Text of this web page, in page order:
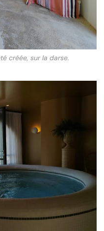
créée, sur la darse.